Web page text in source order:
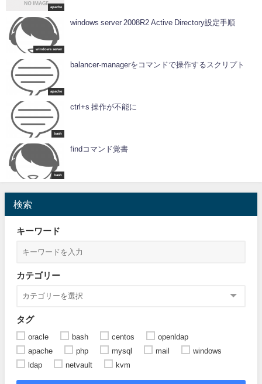
apache
windows server
windows server 2008R2 Active Directory設定手順
apache
balancer-managerをコマンドで操作するスクリプト
bash
ctrl+s 操作が不能に
bash
findコマンド覚書
検索
キーワード
カテゴリー
タグ
oracle bash centos
openldap
apache
php mysql mail
windows
ldap
netvault kvm